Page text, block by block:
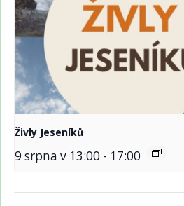
Živly Jeseníků
9 srpna v 13:00 - 17:00